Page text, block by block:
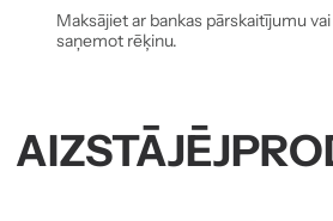
Maksājiet ar bankas pārskaitījumu
saņemot rēķinu.